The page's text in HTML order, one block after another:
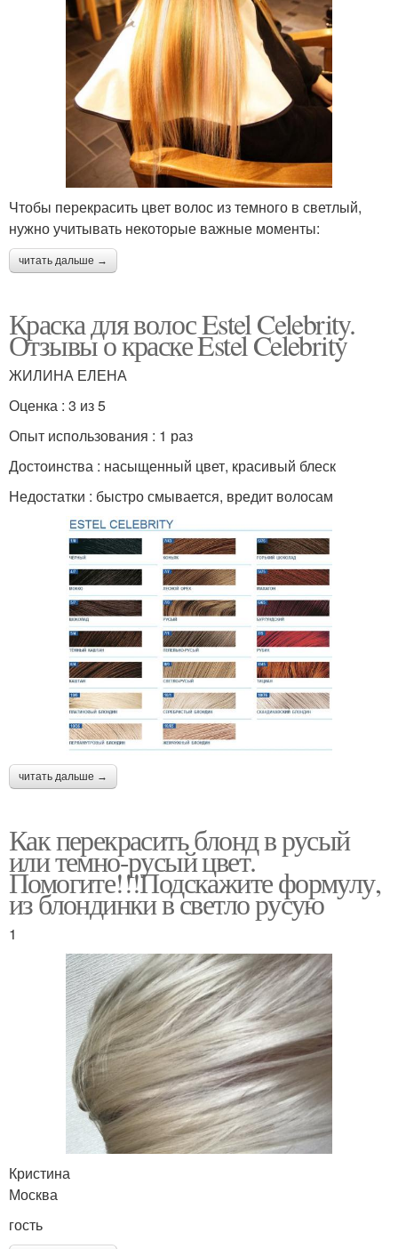
Чтобы перекрасить цвет волос из темного в светлый,
нужно учитывать некоторые важные моменты:
читать дальше →
Краска для волос Estel Celebrity.
Отзывы о краске Estel Celebrity
ЖИЛИНА ЕЛЕНА
Оценка : 3 из 5
Опыт использования : 1 раз
Достоинства : насыщенный цвет, красивый блеск
Недостатки : быстро смывается, вредит волосам
читать дальше →
Как перекрасить блонд в русый
или темно-русый цвет.
Помогите!!!Подскажите формулу,
из блондинки в светло русую
1
Кристина
Москва
гость